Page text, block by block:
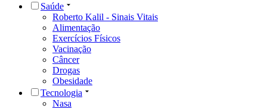
Saúde
Roberto Kalil - Sinais Vitais
Alimentação
Exercícios Físicos
Vacinação
Câncer
Drogas
Obesidade
Tecnologia
Nasa